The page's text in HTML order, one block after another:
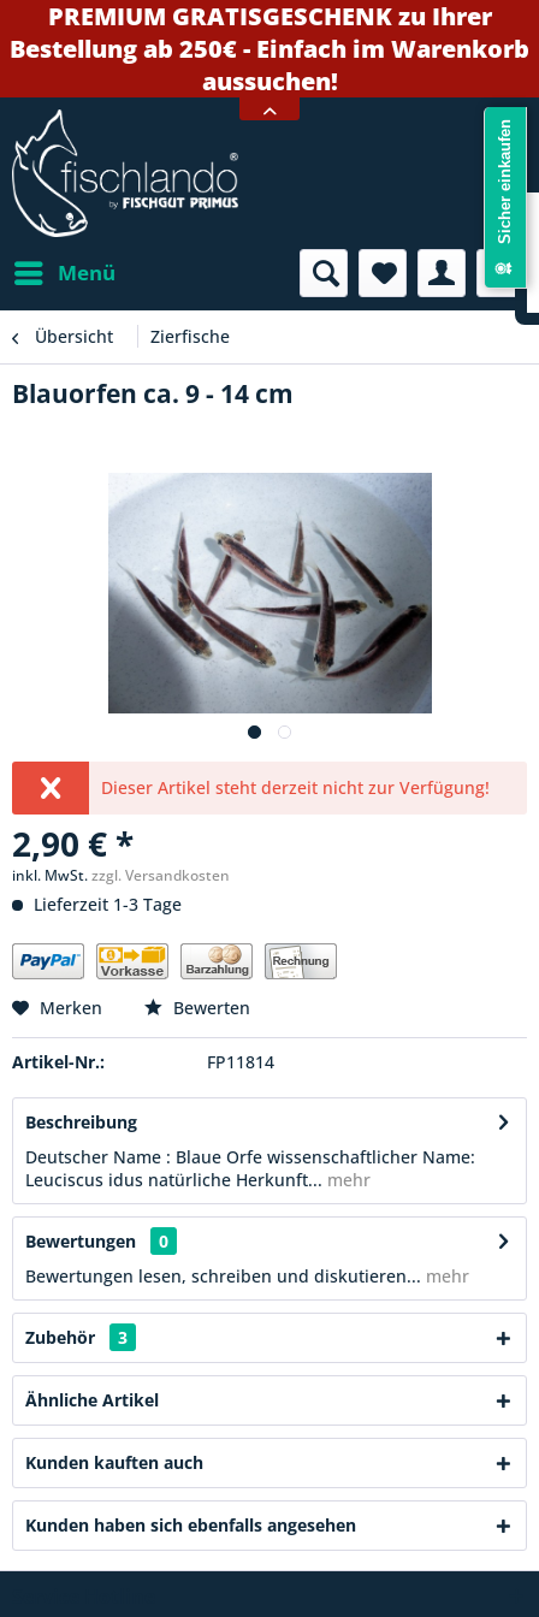
PREMIUM GRATISGESCHENK zu Ihrer
Bestellung ab 250€ - Einfach im Warenkorb
aussuchen!
Menü
Übersicht Zierfische
Blauorfen ca. 9 - 14 cm
Dieser Artikel steht derzeit nicht zur Verfügung!
2,90 € *
inkl. MwSt.zzgl. Versandkosten
Lieferzeit 1-3 Tage
Merken Bewerten
Artikel-Nr.: FP11814
Beschreibung
Deutscher Name : Blaue Orfe wissenschaftlicher Name:
Leuciscus idus natürliche Herkunft... mehr
Bewertungen
0
Bewertungen lesen, schreiben und diskutieren... mehr
Zubehör 3
Ähnliche Artikel
Kunden kauften auch
Kunden haben sich ebenfalls angesehen
Sicher einkaufen